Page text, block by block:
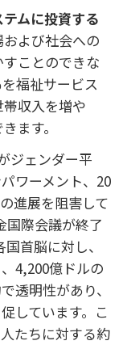
ムに投資する
よび社会への
ことのできな
福祉サービス
収入を増や
ます。
ジェンダー平
ワーメント、 20
の進展を阻害して
国際会議が終了
首脳に対し、
4,200億ドルの
透明性があり、
しています。こ
たちに対する約